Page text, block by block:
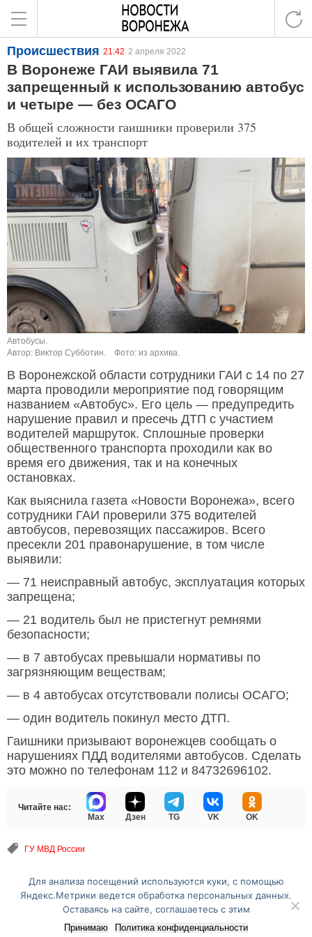
Происшествия 21:42 2 апреля 2022
В Воронеже ГАИ выявила 71
запрещенный к использованию автобус
и четыре — без ОСАГО
В общей сложности гаишники проверили 375
водителей и их транспорт
Автобусы.
Автор: Виктор Субботин.
Фото: из архива.
В Воронежской области сотрудники ГАИ с 14 по 27
марта проводили мероприятие под говорящим
названием «Автобус». Его цель — предупредить
нарушение правил и пресечь ДТП с участием
водителей маршруток. Сплошные проверки
общественного транспорта проходили как во
время его движения, так и на конечных
остановках.
Как выяснила газета «Новости Воронежа», всего
сотрудники ГАИ проверили 375 водителей
автобусов, перевозящих пассажиров. Всего
пресекли 201 правонарушение, в том числе
выявили:
— 71 неисправный автобус, эксплуатация которых
запрещена;
— 21 водитель был не пристегнут ремнями
безопасности;
— в 7 автобусах превышали нормативы по
загрязняющим веществам;
— в 4 автобусах отсутствовали полисы ОСАГО;
— один водитель покинул место ДТП.
Гаишники призывают воронежцев сообщать о
нарушениях ПДД водителями автобусов. Сделать
это можно по телефонам 112 и 84732696102.
Читайте нас:
Max
Дзен TG VK OK
ГУ МВД России
Перейти на полную версию сайта
Для анализа посещений используются куки, с помощью
Яндекс.Метрики ведется обработка персональных данных.
Оставаясь на сайте, соглашаетесь с этим
Принимаю Политика конфиденциальности